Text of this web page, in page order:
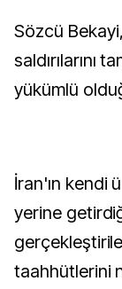
Sözcü
saldırılarını
yükümlü
İran'ın kendi
yerine
taahhütlerini